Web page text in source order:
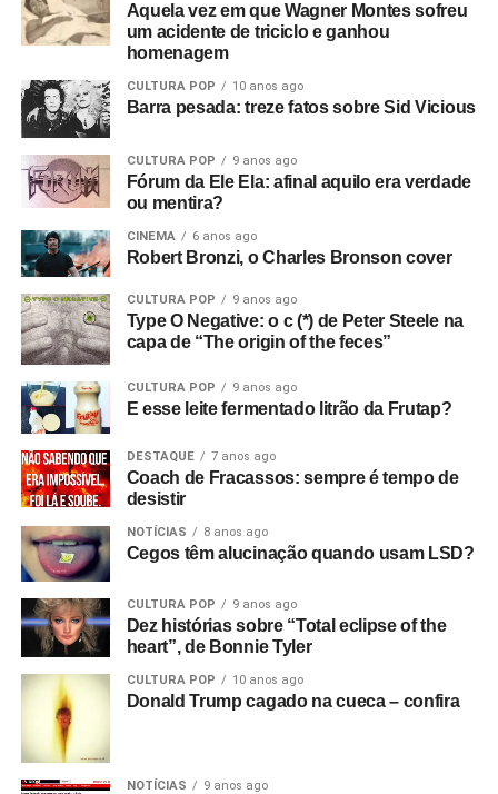
Aquela vez em que Wagner Montes sofreu
um acidente de triciclo e ganhou
homenagem
CULTURA POP 10 anos ago
Barra pesada: treze fatos sobre Sid Vicious
CULTURA POP 9 anos ago
Fórum da Ele Ela: afinal aquilo era verdade
ou mentira?
CINEMA 6 anos ago
Robert Bronzi, o Charles Bronson cover
CULTURA POP 9 anos ago
Type O Negative: o c (*) de Peter Steele na
capa de “The origin of the feces”
CULTURA POP 9 anos ago
E esse leite fermentado litrão da Frutap?
DESTAQUE 7 anos ago
Coach de Fracassos: sempre é tempo de
desistir
NOTÍCIAS 8 anos ago
Cegos têm alucinação quando usam LSD?
CULTURA POP 9 anos ago
Dez histórias sobre “Total eclipse of the
heart”, de Bonnie Tyler
CULTURA POP 10 anos ago
Donald Trump cagado na cueca – confira
NOTÍCIAS 9 anos ago